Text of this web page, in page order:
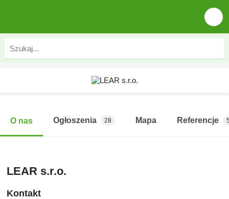
O nas Ogłoszenia 28 Mapa Referencje
LEAR s.r.o.
Kontakt